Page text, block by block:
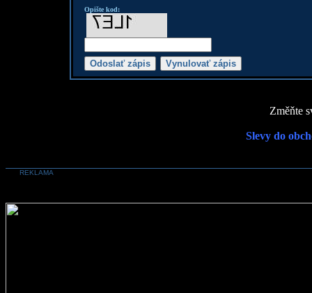
Opište kod:
Změňte
Slevy do
REKLAMA